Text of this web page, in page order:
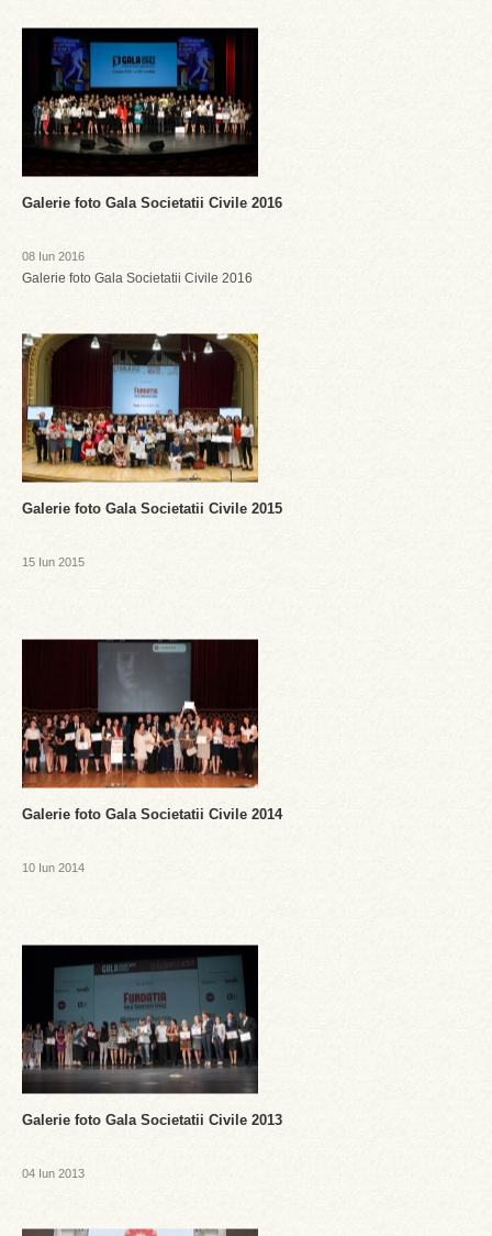
Galerie foto Gala Societatii Civile 2016
08 Iun 2016
Galerie foto Gala Societatii Civile 2016
Galerie foto Gala Societatii Civile 2015
15 Iun 2015
Galerie foto Gala Societatii Civile 2014
10 Iun 2014
Galerie foto Gala Societatii Civile 2013
04 Iun 2013